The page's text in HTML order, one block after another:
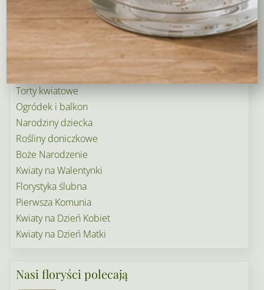
Kosze upominkowe
Wianki na wieczory panieńskie i nie tylko…
Wielkanoc
Wieńce i wiązanki pogrzebowe
Dekoracje na groby
Torty kwiatowe
Ogródek i balkon
Narodziny dziecka
Rośliny doniczkowe
Boże Narodzenie
Kwiaty na Walentynki
Florystyka ślubna
Pierwsza Komunia
Kwiaty na Dzień Kobiet
Kwiaty na Dzień Matki
Nasi floryści polecają